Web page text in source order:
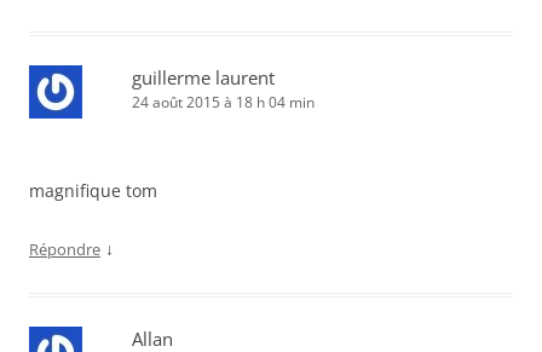
guillerme laurent
24 août 2015 à 18 h 04 min
magnifique tom
Répondre ↓
Allan